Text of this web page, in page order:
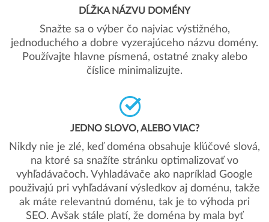
DĹŽKA NÁZVU DOMÉNY
Snažte sa o výber čo najviac výstižného,
jednoduchého a dobre vyzerajúceho názvu domény.
Používajte hlavne písmená, ostatné znaky alebo
číslice minimalizujte.
JEDNO SLOVO, ALEBO VIAC?
Nikdy nie je zlé, keď doména obsahuje kľúčové slová,
na ktoré sa snažíte stránku optimalizovať vo
vyhľadávačoch. Vyhladávače ako napríklad Google
použivajú pri vyhľadávaní výsledkov aj doménu, takže
ak máte relevantnú doménu, tak je to výhoda pri
SEO. Avšak stále platí, že doména by mala byť